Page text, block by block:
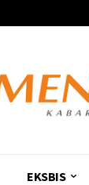
EKSBIS